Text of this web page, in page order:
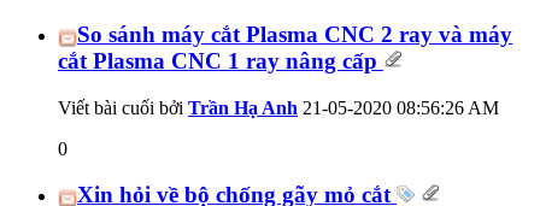
So sánh máy cắt Plasma CNC 2 ray và máy
cắt Plasma CNC 1 ray nâng cấp
Viết bài cuối bởi Trần Hạ Anh 21-05-2020 08:56:26 AM
0
Xin hỏi về bộ chống gãy mỏ cắt